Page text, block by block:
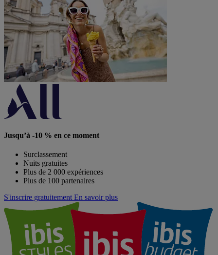
Jusqu’à -10 % en ce moment
Surclassement
Nuits gratuites
Plus de 2 000 expériences
Plus de 100 partenaires
S'inscrire gratuitement En savoir plus